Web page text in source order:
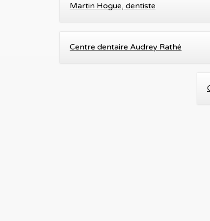
Martin Hogue, dentiste
Centre dentaire Audrey Rathé